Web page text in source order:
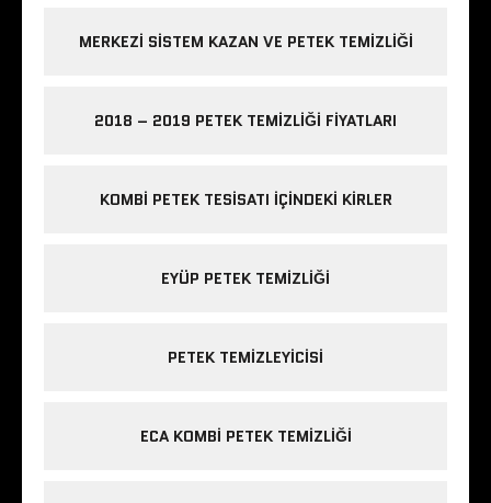
MERKEZI SISTEM KAZAN VE PETEK TEMIZLIĞI
2018 – 2019 PETEK TEMIZLIĞI FIYATLARI
KOMBI PETEK TESISATI IÇINDEKI KIRLER
EYÜP PETEK TEMIZLIĞI
PETEK TEMIZLEYICISI
ECA KOMBI PETEK TEMIZLIĞI